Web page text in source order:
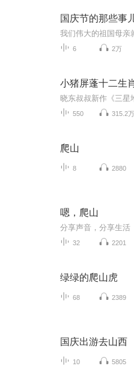
国庆节的那些事
6 2万
550 315.2万
爬山
8 2880
嗯，爬山
分享声音，分享生活
32 2201
绿绿的爬山虎
68 2389
国庆出游去山西
10 5805